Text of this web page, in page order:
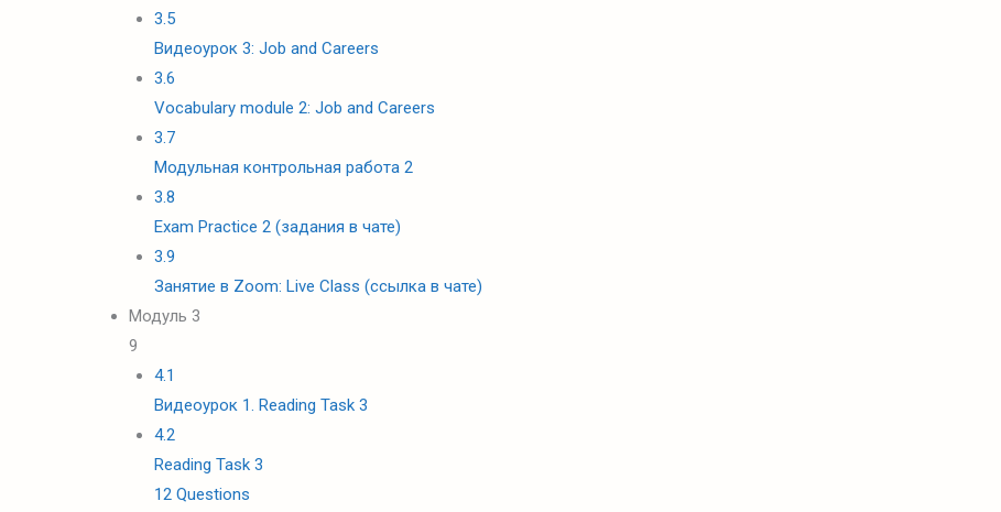
3.5
Видеоурок 3: Job and Careers
3.6
Vocabulary module 2: Job and Careers
3.7
Модульная контрольная работа 2
3.8
Exam Practice 2 (задания в чате)
3.9
Занятие в Zoom: Live Class (ссылка в чате)
Модуль 3
9
4.1
Видеоурок 1. Reading Task 3
4.2
Reading Task 3
12 Questions